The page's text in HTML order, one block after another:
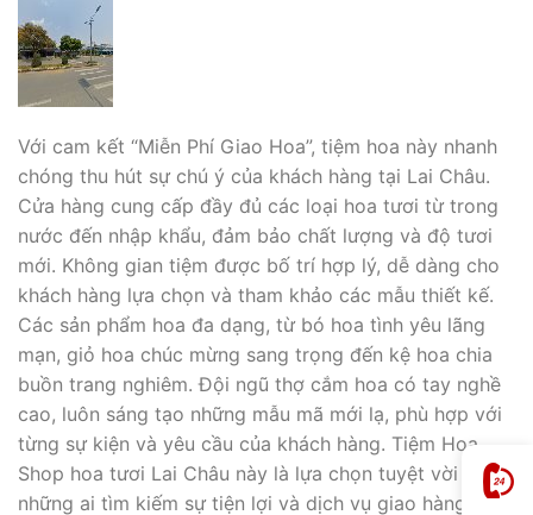
Với cam kết “Miễn Phí Giao Hoa”, tiệm hoa này nhanh
chóng thu hút sự chú ý của khách hàng tại Lai Châu.
Cửa hàng cung cấp đầy đủ các loại hoa tươi từ trong
nước đến nhập khẩu, đảm bảo chất lượng và độ tươi
mới. Không gian tiệm được bố trí hợp lý, dễ dàng cho
khách hàng lựa chọn và tham khảo các mẫu thiết kế.
Các sản phẩm hoa đa dạng, từ bó hoa tình yêu lãng
mạn, giỏ hoa chúc mừng sang trọng đến kệ hoa chia
buồn trang nghiêm. Đội ngũ thợ cắm hoa có tay nghề
cao, luôn sáng tạo những mẫu mã mới lạ, phù hợp với
từng sự kiện và yêu cầu của khách hàng. Tiệm Hoa
Shop hoa tươi Lai Châu này là lựa chọn tuyệt vời cho
những ai tìm kiếm sự tiện lợi và dịch vụ giao hàng tận